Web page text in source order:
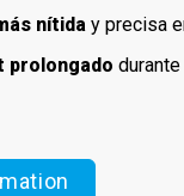
nítida y precisa
prolongado